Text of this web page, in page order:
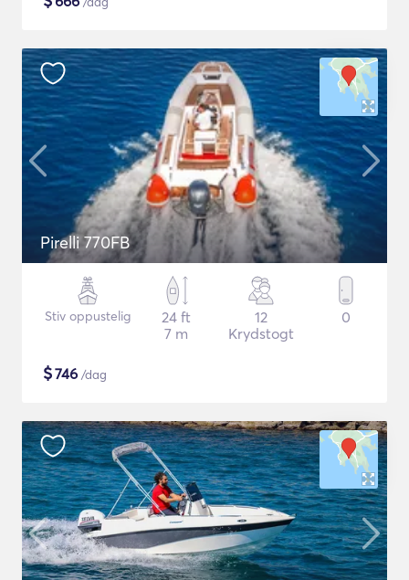
Pirelli 770FB
Stiv oppustelig
24 ft
7 m
12
Krydstogt
0
$746 /dag